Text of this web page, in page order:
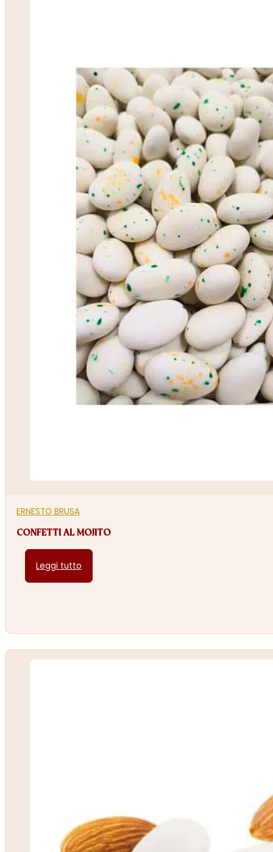
ERNESTO BRUSA
CONFETTI AL MOJITO
Leggi tutto